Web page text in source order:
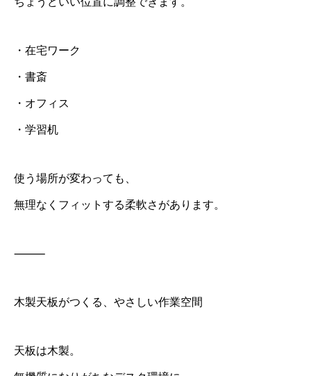
・在宅ワーク
・書斎
・オフィス
・学習机
使う場所が変わっても、
無理なくフィットする柔軟さがあります。
⸻
木製天板がつくる、やさしい作業空間
天板は木製。